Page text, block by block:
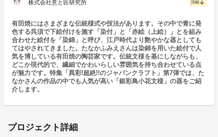
株式会社意と匠研究所 詳細 arrow_downward
有田焼にはさまざまな伝統様式や技法があります。その中で青に発
色する呉須で下絵付けを施す「染付」と「赤絵（上絵）」とを組み
合わせた絵付を「染錦」と呼び、江戸時代より艶やかな器としても
てはやされてきました。たなかふみえさんは染錦を用いた絵付で人
気を博している有田焼の陶芸家です。伝統文様を基にしながらも、
どこか現代的で、繊細でかわいらしい雰囲気を持ち合わせている点
が魅力です。特集「異彩!超絶!!のジャパンクラフト」第7弾では、た
なかさんの作品の中でも人気が高い「銀彩鳥小花文様」の器をご紹
介します。
プロジェクト詳細